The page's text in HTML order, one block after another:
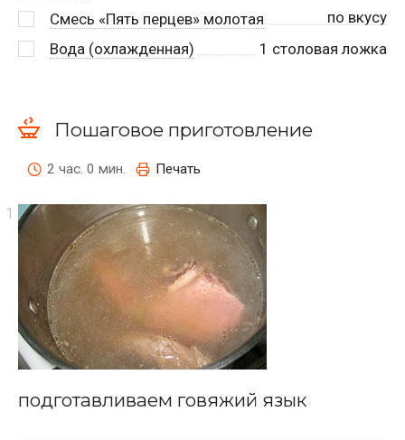
Смесь «Пять перцев» молотая
по вкусу
Вода (охлажденная)
1 столовая ложка
Пошаговое приготовление
2 час. 0 мин. Печать
подготавливаем говяжий язык